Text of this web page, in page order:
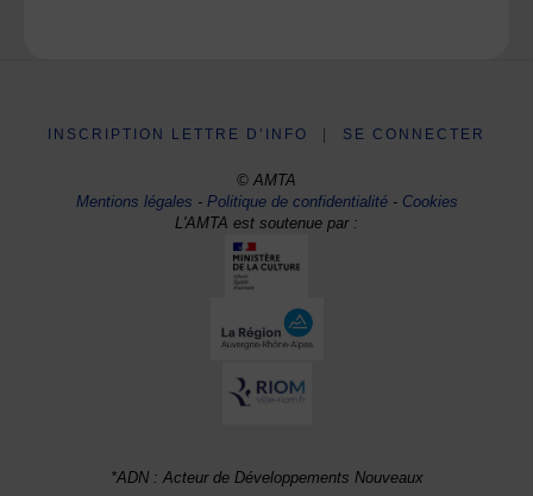
INSCRIPTION LETTRE D’INFO SE CONNECTER
© AMTA
Mentions légales -Politique de confidentialité- Cookies
L'AMTA est soutenue par :
*ADN : Acteur de Développements Nouveaux